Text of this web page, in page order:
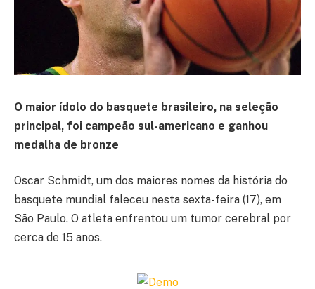
O maior ídolo do basquete brasileiro, na seleção
principal, foi campeão sul-americano e ganhou
medalha de bronze
Oscar Schmidt, um dos maiores nomes da história do
basquete mundial faleceu nesta sexta-feira (17), em
São Paulo. O atleta enfrentou um tumor cerebral por
cerca de 15 anos.